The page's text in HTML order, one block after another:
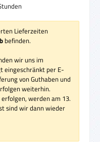
Lieferzeiten
befinden.
wir uns im
eingeschränkt per E-
von Guthaben und
weiterhin.
werden am 13.
sind wir dann wieder